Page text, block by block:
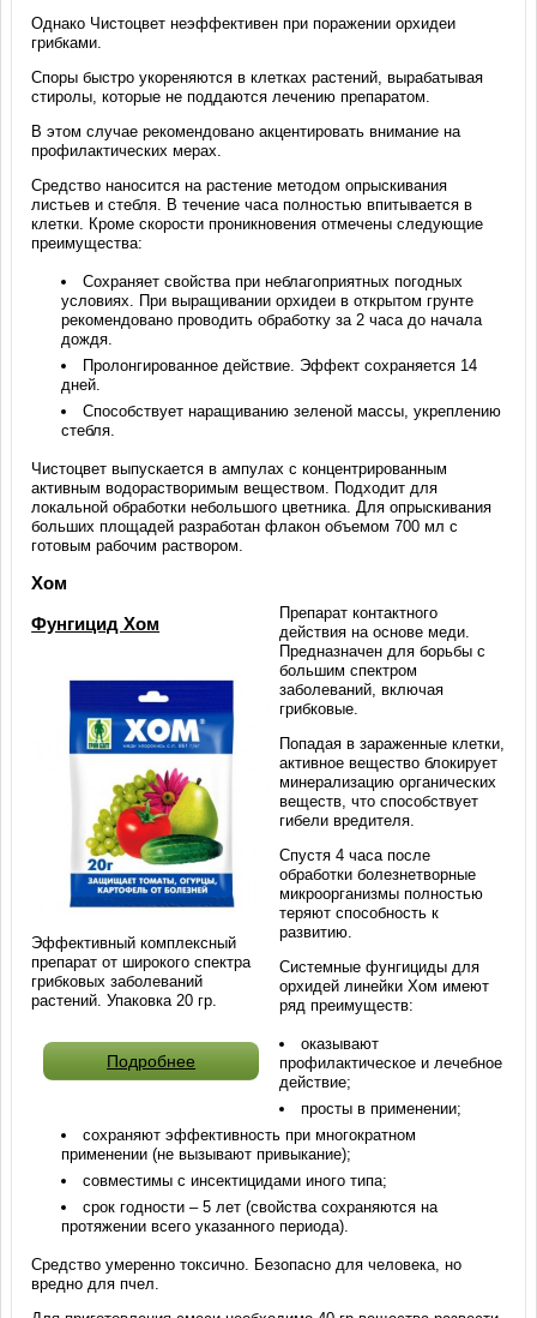
Однако Чистоцвет неэффективен при поражении орхидеи
грибками.
Споры быстро укореняются в клетках растений, вырабатывая
стиролы, которые не поддаются лечению препаратом.
В этом случае рекомендовано акцентировать внимание на
профилактических мерах.
Средство наносится на растение методом опрыскивания
листьев и стебля. В течение часа полностью впитывается в
клетки. Кроме скорости проникновения отмечены следующие
преимущества:
Сохраняет свойства при неблагоприятных погодных
условиях. При выращивании орхидеи в открытом грунте
рекомендовано проводить обработку за 2 часа до начала
дождя.
Пролонгированное действие. Эффект сохраняется 14
дней.
Способствует наращиванию зеленой массы, укреплению
стебля.
Чистоцвет выпускается в ампулах с концентрированным
активным водорастворимым веществом. Подходит для
локальной обработки небольшого цветника. Для опрыскивания
больших площадей разработан флакон объемом 700 мл с
готовым рабочим раствором.
Хом
Фунгицид Хом
Эффективный комплексный
препарат от широкого спектра
грибковых заболеваний
растений. Упаковка 20 гр.
Подробнее
Препарат контактного
действия на основе меди.
Предназначен для борьбы с
большим спектром
заболеваний, включая
грибковые.
Попадая в зараженные клетки,
активное вещество блокирует
минерализацию органических
веществ, что способствует
гибели вредителя.
Спустя 4 часа после
обработки болезнетворные
микроорганизмы полностью
теряют способность к
развитию.
Системные фунгициды для
орхидей линейки Хом имеют
ряд преимуществ:
оказывают
профилактическое и лечебное
действие;
просты в применении;
сохраняют эффективность при многократном
применении (не вызывают привыкание);
совместимы с инсектицидами иного типа;
срок годности – 5 лет (свойства сохраняются на
протяжении всего указанного периода).
Средство умеренно токсично. Безопасно для человека, но
вредно для пчел.